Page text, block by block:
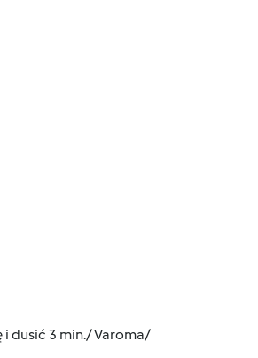
dusić 3 min./ Varoma/